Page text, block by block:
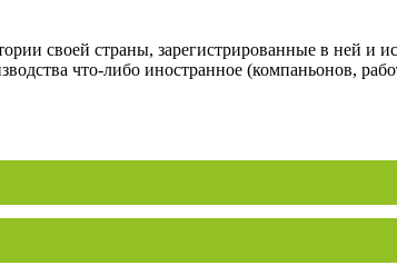
своей страны, зарегистрированные в ней и
что-либо иностранное (компаньонов,